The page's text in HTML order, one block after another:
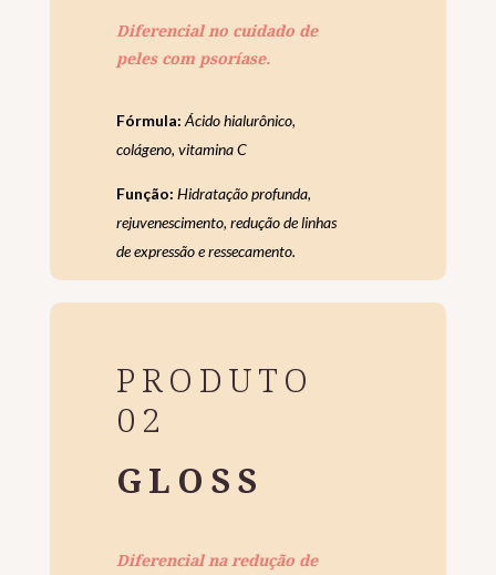
Diferencial no cuidado de
peles com psoríase.
Fórmula: Ácido hialurônico,
colágeno, vitamina C
Função: Hidratação profunda,
rejuvenescimento, redução de linhas
de expressão e ressecamento.
PRODUTO
02
GLOSS
Diferencial na redução de